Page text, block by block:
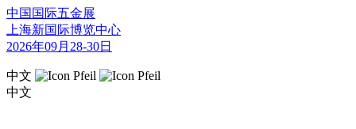
中国国际五金展
上海新国际博览中心
2026年09月28-30日
中文
中文